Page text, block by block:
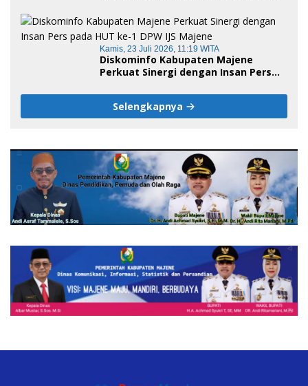
Jadi Embrio Pendirian Politeknik
Negeri Sulawesi Barat
Kamis, 23 Juli 2026, 11:19 WITA
Diskominfo Kabupaten Majene
Perkuat Sinergi dengan Insan Pers
Selengkapnya